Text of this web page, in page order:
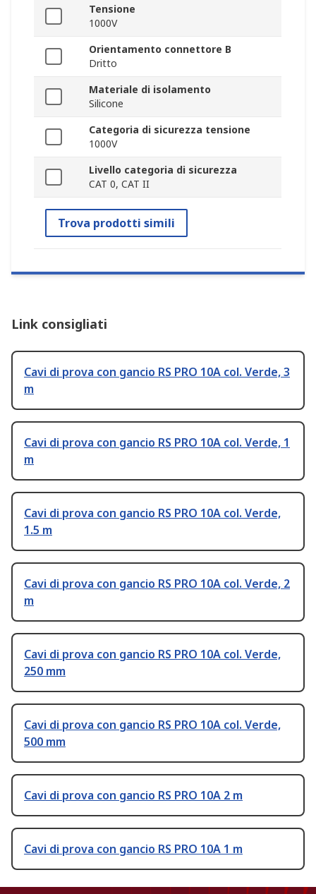
Tensione
1000V
Orientamento connettore B
Dritto
Materiale di isolamento
Silicone
Categoria di sicurezza tensione
1000V
Livello categoria di sicurezza
CAT 0, CAT II
Trova prodotti simili
Link consigliati
Cavi di prova con gancio RS PRO 10A col. Verde, 3
m
Cavi di prova con gancio RS PRO 10A col. Verde, 1
m
Cavi di prova con gancio RS PRO 10A col. Verde,
1.5 m
Cavi di prova con gancio RS PRO 10A col. Verde, 2
m
Cavi di prova con gancio RS PRO 10A col. Verde,
250 mm
Cavi di prova con gancio RS PRO 10A col. Verde,
500 mm
Cavi di prova con gancio RS PRO 10A 2 m
Cavi di prova con gancio RS PRO 10A 1 m